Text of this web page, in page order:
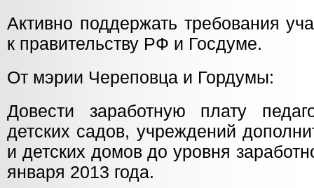
Активно поддержать требования
к правительству РФ и Госдуме.
От мэрии Череповца и Гордумы:
Довести заработную плату
детских садов, учреждений
и детских домов до уровня
января 2013 года.